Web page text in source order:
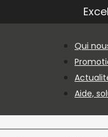
Qui
Aide,